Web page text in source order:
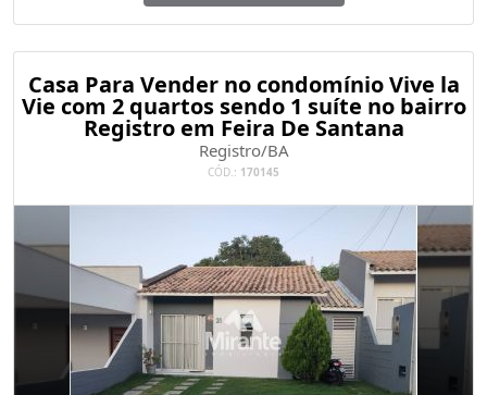
Casa Para Vender no condomínio Vive la
Vie com 2 quartos sendo 1 suíte no bairro
Registro em Feira De Santana
Registro/BA
CÓD.: 170145